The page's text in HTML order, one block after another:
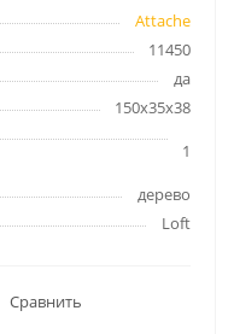
Attache
11450
да
150x35x38
1
дерево
Loft
Сравнить